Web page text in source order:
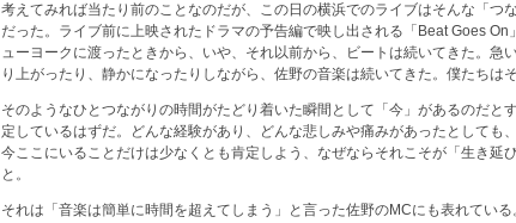
考えてみれば当たり前のことなのだが、この日の横浜でのライブはそんな「つ
だった。ライブ前に上映されたドラマの予告編で映し出される「Beat Goes
ューヨークに渡ったときから、いや、それ以前から、ビートは続いてきた。急
り上がったり、静かになったりしながら、佐野の音楽は続いてきた。僕たちは
そのようなひとつながりの時間がたどり着いた瞬間として「今」があるのだと
定しているはずだ。どんな経験があり、どんな悲しみや痛みがあったとしても
今ここにいることだけは少なくとも肯定しよう、なぜならそれこそが「生き延
と。
それは「音楽は簡単に時間を超えてしまう」と言った佐野のMCにも表れてい